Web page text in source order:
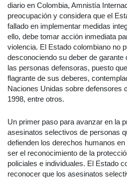
diario en Colombia, Amnistía
preocupación y considera que el
fallado en implementar medidas
ello, debe tomar acción inmediata
violencia. El Estado colombiano no
desconociendo su deber de garante
las personas defensoras, puesto
flagrante de sus deberes,
Naciones Unidas sobre defensores
1998, entre otros.
Un primer paso para avanzar en la
asesinatos selectivos de personas
defienden los derechos humanos
ser el reconocimiento de la
policiales e individuales. El Estado
reconocer que los asesinatos